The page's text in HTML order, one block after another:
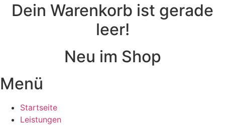
Dein Warenkorb ist gerade
leer!
Neu im Shop
Menü
Startseite
Leistungen